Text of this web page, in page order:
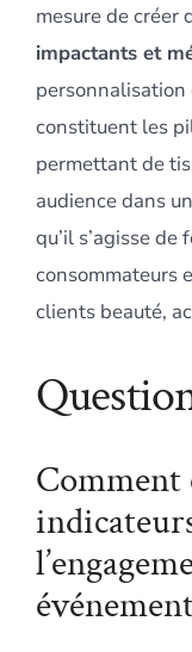
mesure de créer
impactants et
constituent les
permettant de
audience dans
qu’il s’agisse de
consommateurs
clients beauté,
Comment